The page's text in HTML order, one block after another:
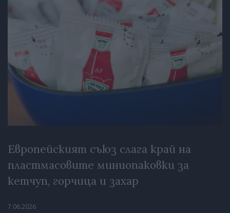
Европейският съюз слага край на
пластмасовите миниопаковки за
кетчуп, горчица и захар
7.06.2026